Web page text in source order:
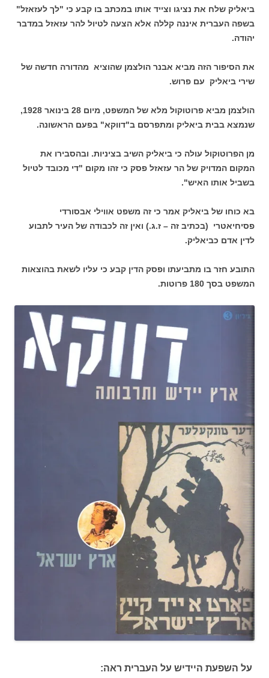
ביאליק שלח את נציגו וצייד אותו במכתב בו קבע כי "לך לעזאזל"
בשפה העברית איננה קללה אלא הצעה לטיול להר עזאזל במדבר
יהודה.
את הסיפור הזה מביא אבנר הולצמן שהוציא מהדורה חדשה של
שירי ביאליק עם פרוש.
הולצמן מביא פרוטוקול מלא של המשפט, מיום 28 בינואר 1928,
שנמצא בבית ביאליק ומתפרסם ב"דווקא" בפעם הראשונה.
מן הפרוטוקול עולה כי ביאליק השיב בציניות. ובהסבירו את
המקום המדויק של הר עזאזל פסק כי זהו מקום "די מכובד לטיול
בשביל אותו האיש".
בא כוחו של ביאליק אמר כי זה משפט אווילי אבסורדי
פסיחיאטרי (בכתיב זה – ז.ג.) ואין זה לכבודה של העיר לתבוע
לדין אדם כביאליק.
התובע חזר בו מתביעתו ופסק הדין קבע כי עליו לשאת בהוצאות
המשפט בסך 180 פרוטות.
על השפעת היידיש על העברית ראה: